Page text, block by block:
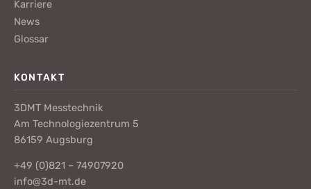
Karriere
News
Glossar
KONTAKT
3DMT Messtechnik
Am Technologiezentrum 5
86159 Augsburg
+49 (0)821 – 74907920
info@3d-mt.de